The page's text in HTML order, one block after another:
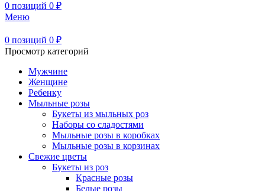
0 позиций 0 ₽
Меню
0 позиций 0 ₽
Просмотр категорий
Мужчине
Женщине
Ребенку
Мыльные розы
Букеты из мыльных роз
Наборы со сладостями
Мыльные розы в коробках
Мыльные розы в корзинах
Свежие цветы
Букеты из роз
Красные розы
Белые розы